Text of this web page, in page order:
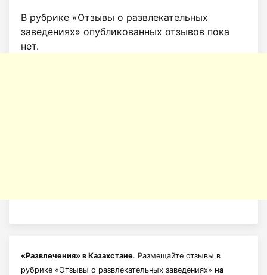
В рубрике «Отзывы о развлекательных
заведениях» опубликованных отзывов пока
нет.
«Развлечения» в Казахстане. Размещайте отзывы в
рубрике «Отзывы о развлекательных заведениях» на